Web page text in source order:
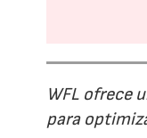
WFL ofrece
para